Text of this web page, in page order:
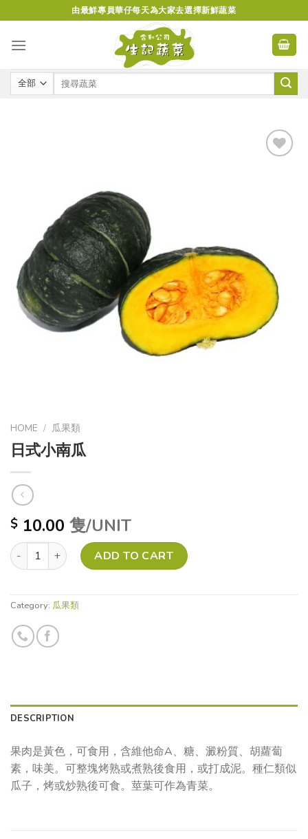
to
content
由最鮮專員華仔每天為大家去選擇新鮮蔬菜
HOME / 瓜果類
日式小南瓜
$ 10.00 隻/UNIT
日式小南瓜 quantityADD TO CART
Category: 瓜果類
DESCRIPTION
果肉是黃色，可食用，含維他命A、糖、澱粉質、胡蘿蔔
素，味美。可整塊烤熟或煮熟後食用，或打成泥。種仁類似
瓜子，烤或炒熟後可食。莖葉可作為青菜。